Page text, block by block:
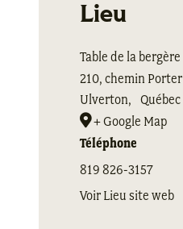
Lieu
Table de la bergère
210, chemin Porter
Ulverton, Québec
+ Google Map
Téléphone
819 826-3157
Voir Lieu site web